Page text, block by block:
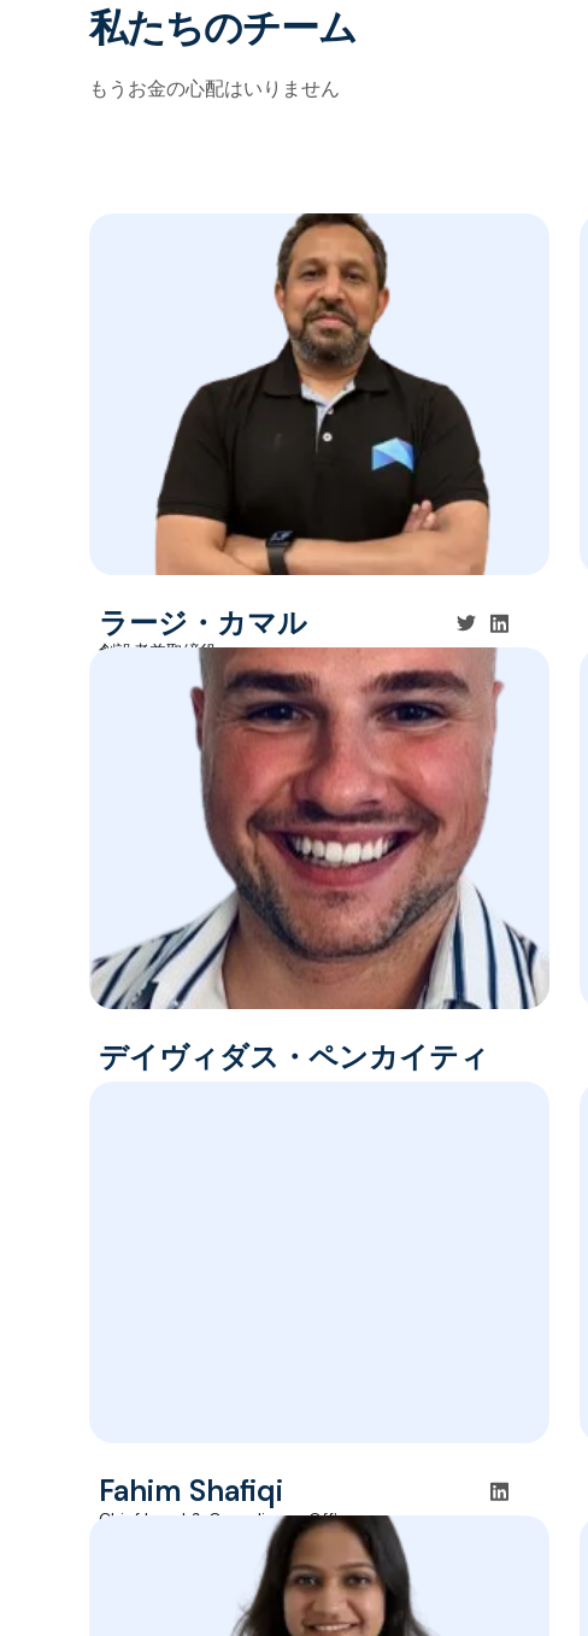
私たちのチーム
もうお金の心配はいりません
ラージ・カマル
創設者兼取締役
デイヴィダス・ペンカイティ
Fahim Shafiqi
Chief Legal & Compliance Officer